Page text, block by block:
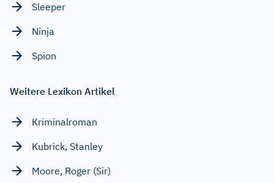
Sleeper
Ninja
Spion
Weitere Lexikon Artikel
Kriminalroman
Kubrick, Stanley
Moore, Roger (Sir)